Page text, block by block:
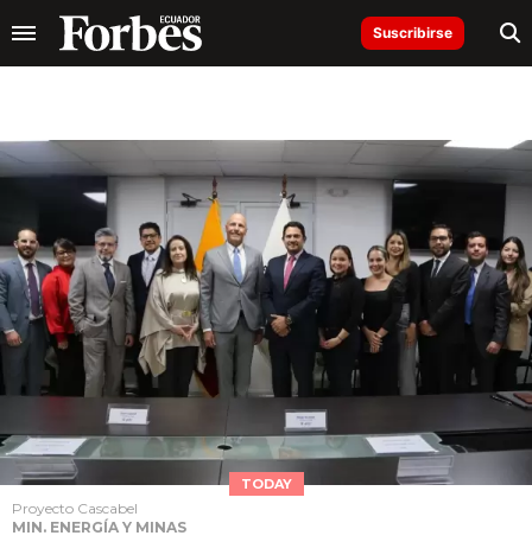
Suscribirse
TODAY
Proyecto Cascabel
MIN. ENERGÍA Y MINAS